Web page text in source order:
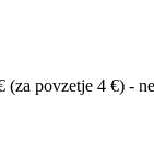
povzetje 4 €) -